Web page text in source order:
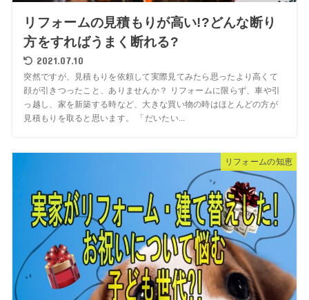
リフォームの見積もりが高い!?どんな断り
方をすればうまく断れる?
2021.07.10
突然ですが、見積もりを依頼して実際見てみたら思ったより高くて
顔が引きつったこと、ありませんか？ リフォームに限らず、車や引
っ越し、家を新築する時など、大きな買い物の時はほとんどの方が
見積もりを取ると思います。 「だいたい...
リフォームの知恵